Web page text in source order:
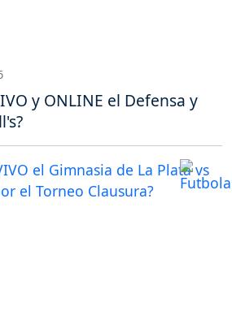
y ONLINE el Defensa y